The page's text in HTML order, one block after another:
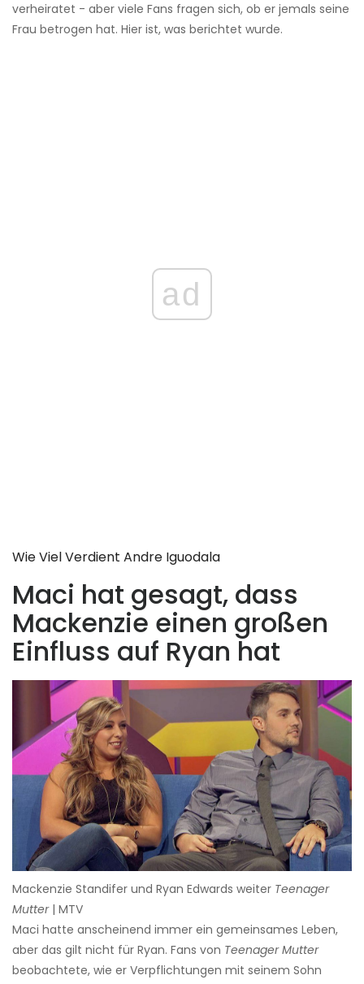
verheiratet - aber viele Fans fragen sich, ob er jemals seine
Frau betrogen hat. Hier ist, was berichtet wurde.
ad
Wie Viel Verdient Andre Iguodala
Maci hat gesagt, dass
Mackenzie einen großen
Einfluss auf Ryan hat
Mackenzie Standifer und Ryan Edwards weiter Teenager
Mutter| MTV
Maci hatte anscheinend immer ein gemeinsames Leben,
aber das gilt nicht für Ryan. Fans von Teenager Mutter
beobachtete, wie er Verpflichtungen mit seinem Sohn